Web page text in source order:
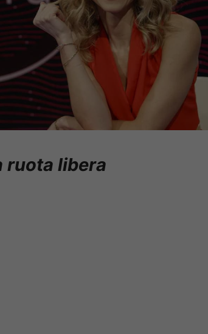
ruota libera